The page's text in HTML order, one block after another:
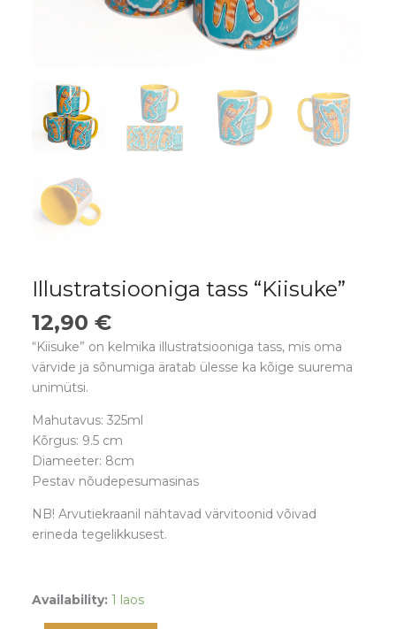
Illustratsiooniga tass “Kiisuke”
12,90 €
“Kiisuke” on kelmika illustratsiooniga tass, mis oma
värvide ja sõnumiga äratab ülesse ka kõige suurema
unimütsi.
Mahutavus: 325ml
Kõrgus: 9.5 cm
Diameeter: 8cm
Pestav nõudepesumasinas
NB! Arvutiekraanil nähtavad värvitoonid võivad
erineda tegelikkusest.
Availability: 1 laos